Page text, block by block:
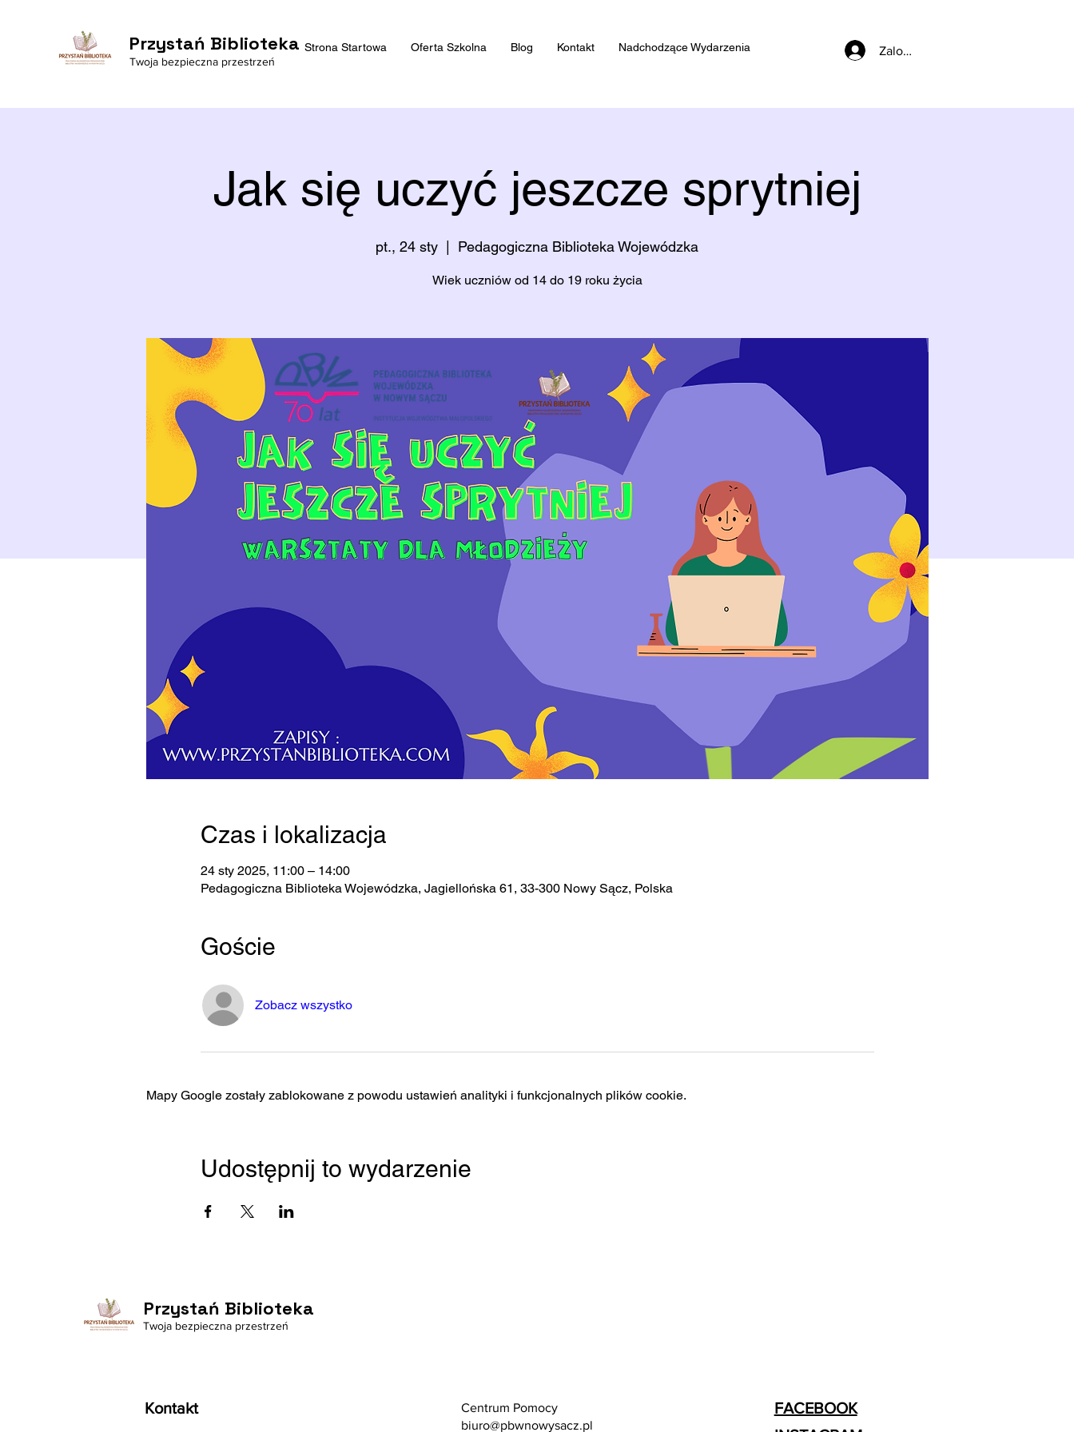
Przystań Biblioteka
Twoja bezpieczna przestrzeń
Strona Startowa Oferta Szkolna Blog Kontakt Nadchodzące Wydarzenia Zaloguj się
Jak się uczyć jeszcze sprytniej
pt., 24 sty Pedagogiczna Biblioteka Wojewódzka
Wiek uczniów od 14 do 19 roku życia
Czas i lokalizacja
24 sty 2025, 11:00 – 14:00
Pedagogiczna Biblioteka Wojewódzka, Jagiellońska 61, 33-300 Nowy Sącz, Polska
Goście
Zobacz wszystko
Mapy Google zostały zablokowane z powodu ustawień analityki i funkcjonalnych plików cookie.
Udostępnij to wydarzenie
Przystań Biblioteka
Twoja bezpieczna przestrzeń
Kontakt
Centrum Pomocy
biuro@pbwnowysacz.pl
FACEBOOK